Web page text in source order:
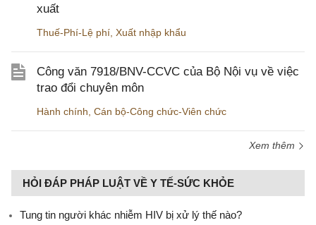
xuất
Thuế-Phí-Lệ phí Xuất nhập khẩu
Công văn 7918/BNV-CCVC của Bộ Nội vụ về việc
trao đổi chuyên môn
Hành chính Cán bộ-Công chức-Viên chức
Xem thêm
HỎI ĐÁP PHÁP LUẬT VỀ Y TẾ-SỨC KHỎE
Tung tin người khác nhiễm HIV bị xử lý thế nào?